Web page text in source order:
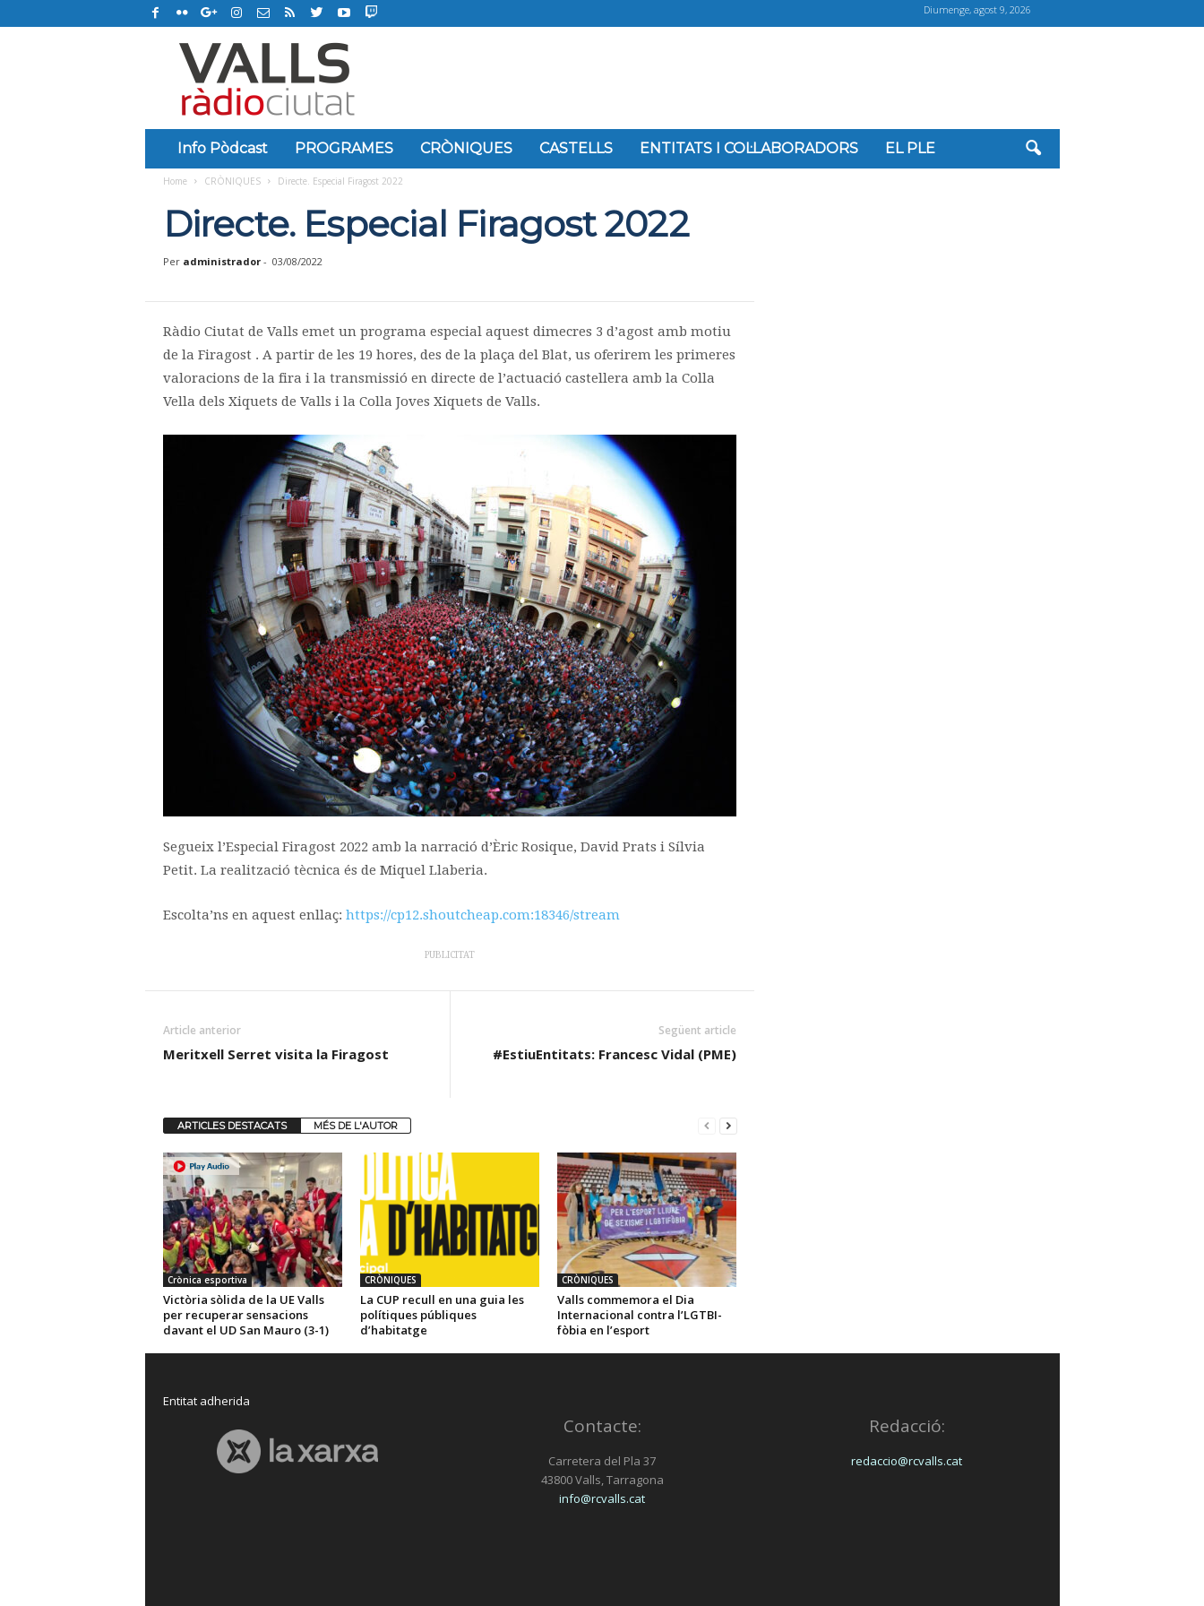
Diumenge, agost 9, 2026
C
u
a
Info Pòdcast PROGRAMES CRÒNIQUES CASTELLS ENTITATS I COL·LABORADORS EL PLE
Home CRÒNIQUES Directe. Especial Firagost 2022
Directe. Especial Firagost 2022
Per administrador- 03/08/2022
Ràdio Ciutat de Valls emet un programa especial aquest dimecres 3 d’agost amb motiu
de la Firagost . A partir de les 19 hores, des de la plaça del Blat, us oferirem les primeres
valoracions de la fira i la transmissió en directe de l’actuació castellera amb la Colla
Vella dels Xiquets de Valls i la Colla Joves Xiquets de Valls.
Segueix l’Especial Firagost 2022 amb la narració d’Èric Rosique, David Prats i Sílvia
Petit. La realització tècnica és de Miquel Llaberia.
Escolta’ns en aquest enllaç: https://cp12.shoutcheap.com:18346/stream
PUBLICITAT
Article anterior
Meritxell Serret visita la Firagost
Següent article
#EstiuEntitats: Francesc Vidal (PME)
ARTICLES DESTACATS MÉS DE L'AUTOR
Crònica esportiva
Victòria sòlida de la UE Valls
per recuperar sensacions
davant el UD San Mauro (3-1)
CRÒNIQUES
La CUP recull en una guia les
polítiques públiques
d’habitatge
CRÒNIQUES
Valls commemora el Dia
Internacional contra l’LGTBI-
fòbia en l’esport
Entitat adherida
Contacte:
Carretera del Pla 37
43800 Valls, Tarragona
info@rcvalls.cat
Redacció:
redaccio@rcvalls.cat